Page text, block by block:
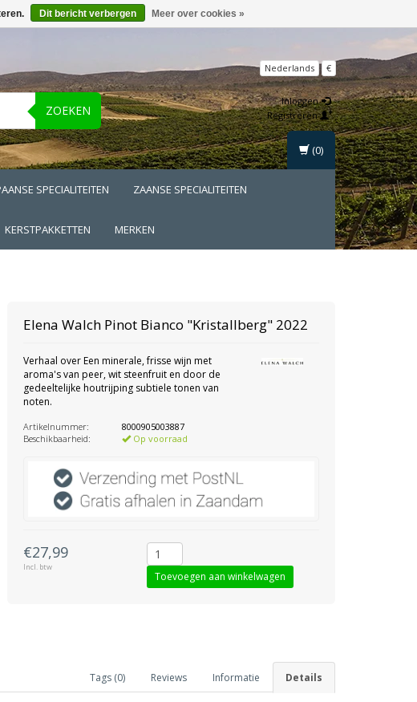
ZOEKEN
Nederlands €
Inloggen
Registreren
SPECIALITEITEN ZAANSE SPECIALITEITEN
KERSTPAKKETTEN MERKEN
(0)
Elena Walch Pinot Bianco "Kristallberg" 2022
Verhaal over Een minerale, frisse wijn met
aroma's van peer, wit steenfruit en door de
gedeeltelijke houtrijping subtiele tonen van
noten.
Artikelnummer:
8000905003887
Beschikbaarheid:
Op voorraad
€27,99
Incl. btw
Details
Informatie
Reviews
Tags (0)
Dit bericht verbergen Meer over cookies »